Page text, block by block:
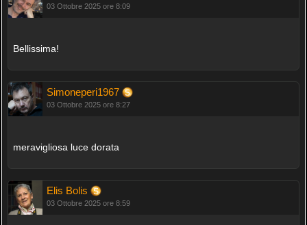
03 Ottobre 2025 ore 8:09
Bellissima!
Simoneperi1967
03 Ottobre 2025 ore 8:27
meravigliosa luce dorata
Elis Bolis
03 Ottobre 2025 ore 8:59